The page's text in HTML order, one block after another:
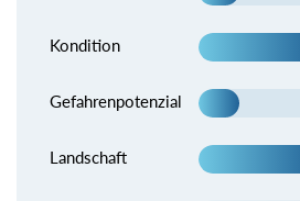
Kondition
Gefahrenpotenzial
Landschaft